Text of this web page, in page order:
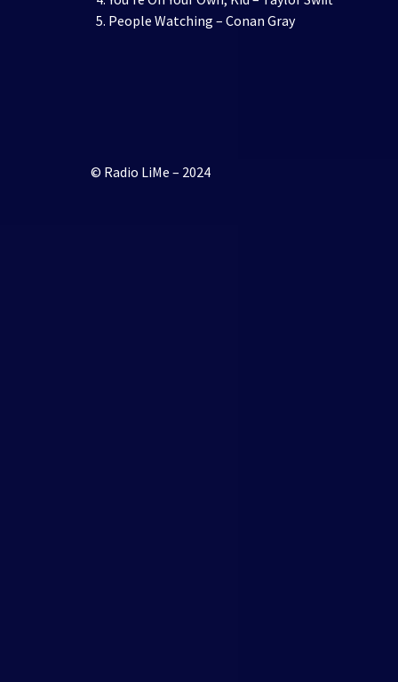
People Watching – Conan Gray
© Radio LiMe – 2024